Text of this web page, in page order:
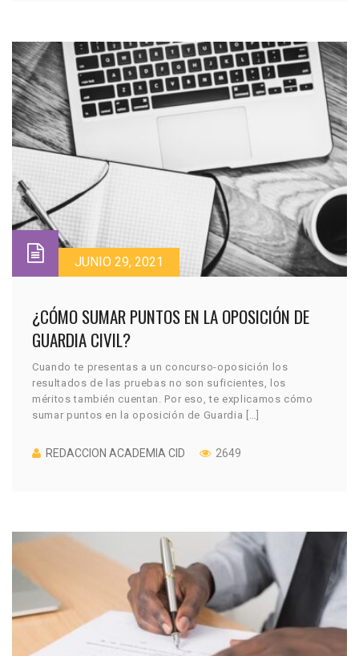
JUNIO 29, 2021
¿CÓMO SUMAR PUNTOS EN LA OPOSICIÓN DE
GUARDIA CIVIL?
Cuando te presentas a un concurso-oposición los
resultados de las pruebas no son suficientes, los
méritos también cuentan. Por eso, te explicamos cómo
sumar puntos en la oposición de Guardia […]
REDACCION ACADEMIA CID 2649